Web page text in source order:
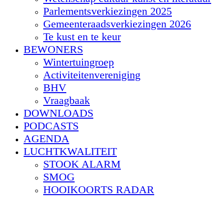
Parlementsverkiezingen 2025
Gemeenteraadsverkiezingen 2026
Te kust en te keur
BEWONERS
Wintertuingroep
Activiteitenvereniging
BHV
Vraagbaak
DOWNLOADS
PODCASTS
AGENDA
LUCHTKWALITEIT
STOOK ALARM
SMOG
HOOIKOORTS RADAR